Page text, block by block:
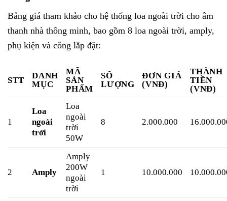
Bảng giá tham khảo cho hệ thống loa ngoài trời cho âm
thanh nhà thông minh, bao gồm 8 loa ngoài trời, amply,
phụ kiện và công lắp đặt:
STT
DANH
MỤC
MÃ
SẢN
PHẨM
SỐ
LƯỢNG
ĐƠN GIÁ
(VNĐ)
THÀNH
TIỀN
(VNĐ)
1
Loa
ngoài
trời
Loa
ngoài
trời
50W
8 2.000.000
2 Amply
Amply
200W
ngoài
trời
1 10.000.000